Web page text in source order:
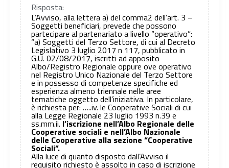
Risposta:
L’Avviso, alla lettera a) del comma2 dell’art. 3 –
Soggetti beneficiari, prevede che possono
partecipare al partenariato a livello “operativo”:
“a) Soggetti del Terzo Settore, di cui al Decreto
Legislativo 3 luglio 2017 n 117, pubblicato in
G.U. 02/08/2017, iscritti ad apposito
Albo/Registro Regionale oppure ove operativo
nel Registro Unico Nazionale del Terzo Settore
e in possesso di competenze specifiche ed
esperienza almeno triennale nelle aree
tematiche oggetto dell’iniziativa. In particolare,
è richiesta per: …..iv. le Cooperative Sociali di cui
alla Legge Regionale 23 luglio 1993 n.39 e
ss.mm.ii.l’iscrizione nell’Albo Regionale delle
Cooperative sociali e nell’Albo Nazionale
delle Cooperative alla sezione “Cooperative
Sociali”.
Alla luce di quanto disposto dall’Avviso il
requisito richiesto è assolto in caso di iscrizione